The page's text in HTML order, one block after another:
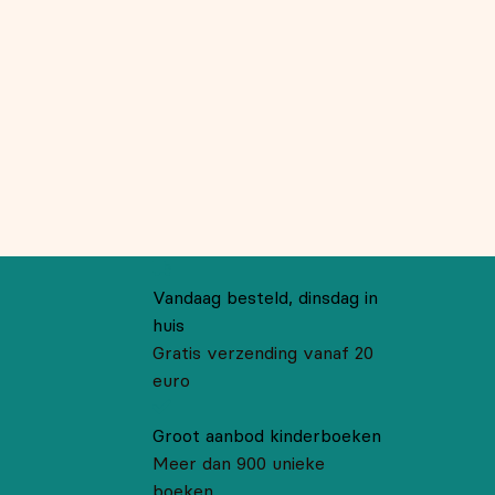
Vandaag besteld, dinsdag in
huis
Gratis verzending vanaf 20
euro
Groot aanbod kinderboeken
Meer dan 900 unieke
boeken